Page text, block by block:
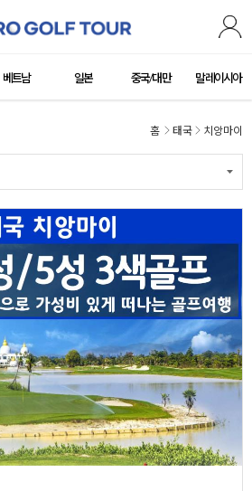
베트남 일본 중국/대만 말레이시아
홈 태국 치앙마이